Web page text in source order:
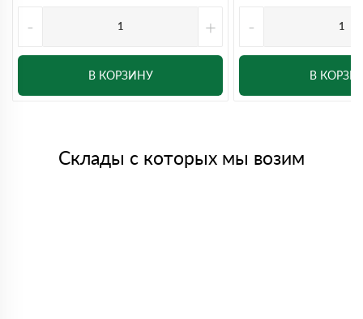
- +
В КОРЗИНУ
-
В
Склады с которых мы возим